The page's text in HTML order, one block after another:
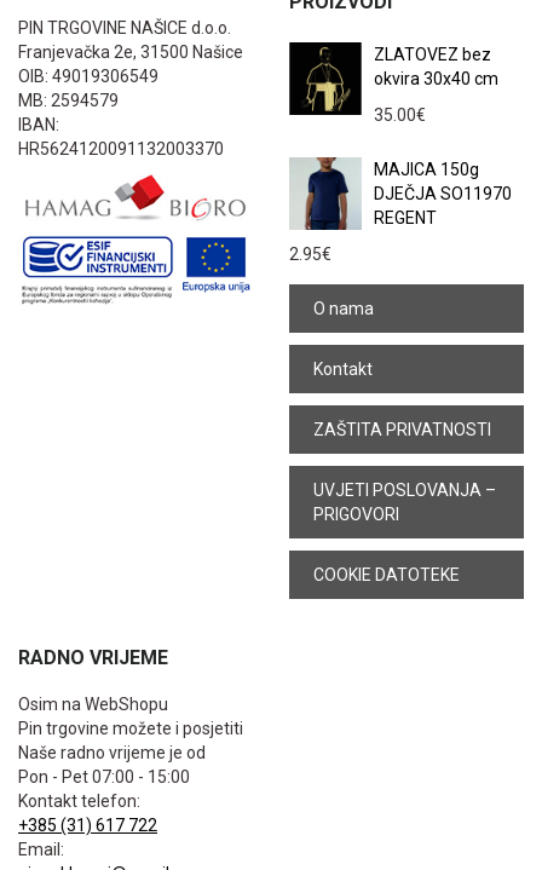
PIN TRGOVINE NAŠICE d.o.o.
Franjevačka 2e, 31500 Našice
OIB: 49019306549
MB: 2594579
IBAN:
HR5624120091132003370
ZLATOVEZ bez
okvira 30x40 cm
35.00€
MAJICA 150g
DJEČJA SO11970
REGENT
2.95€
O nama
Kontakt
ZAŠTITA PRIVATNOSTI
UVJETI POSLOVANJA –
PRIGOVORI
COOKIE DATOTEKE
RADNO VRIJEME
Osim na WebShopu
Pin trgovine možete i posjetiti
Naše radno vrijeme je od
Pon - Pet 07:00 - 15:00
Kontakt telefon:
+385 (31) 617 722
Email: